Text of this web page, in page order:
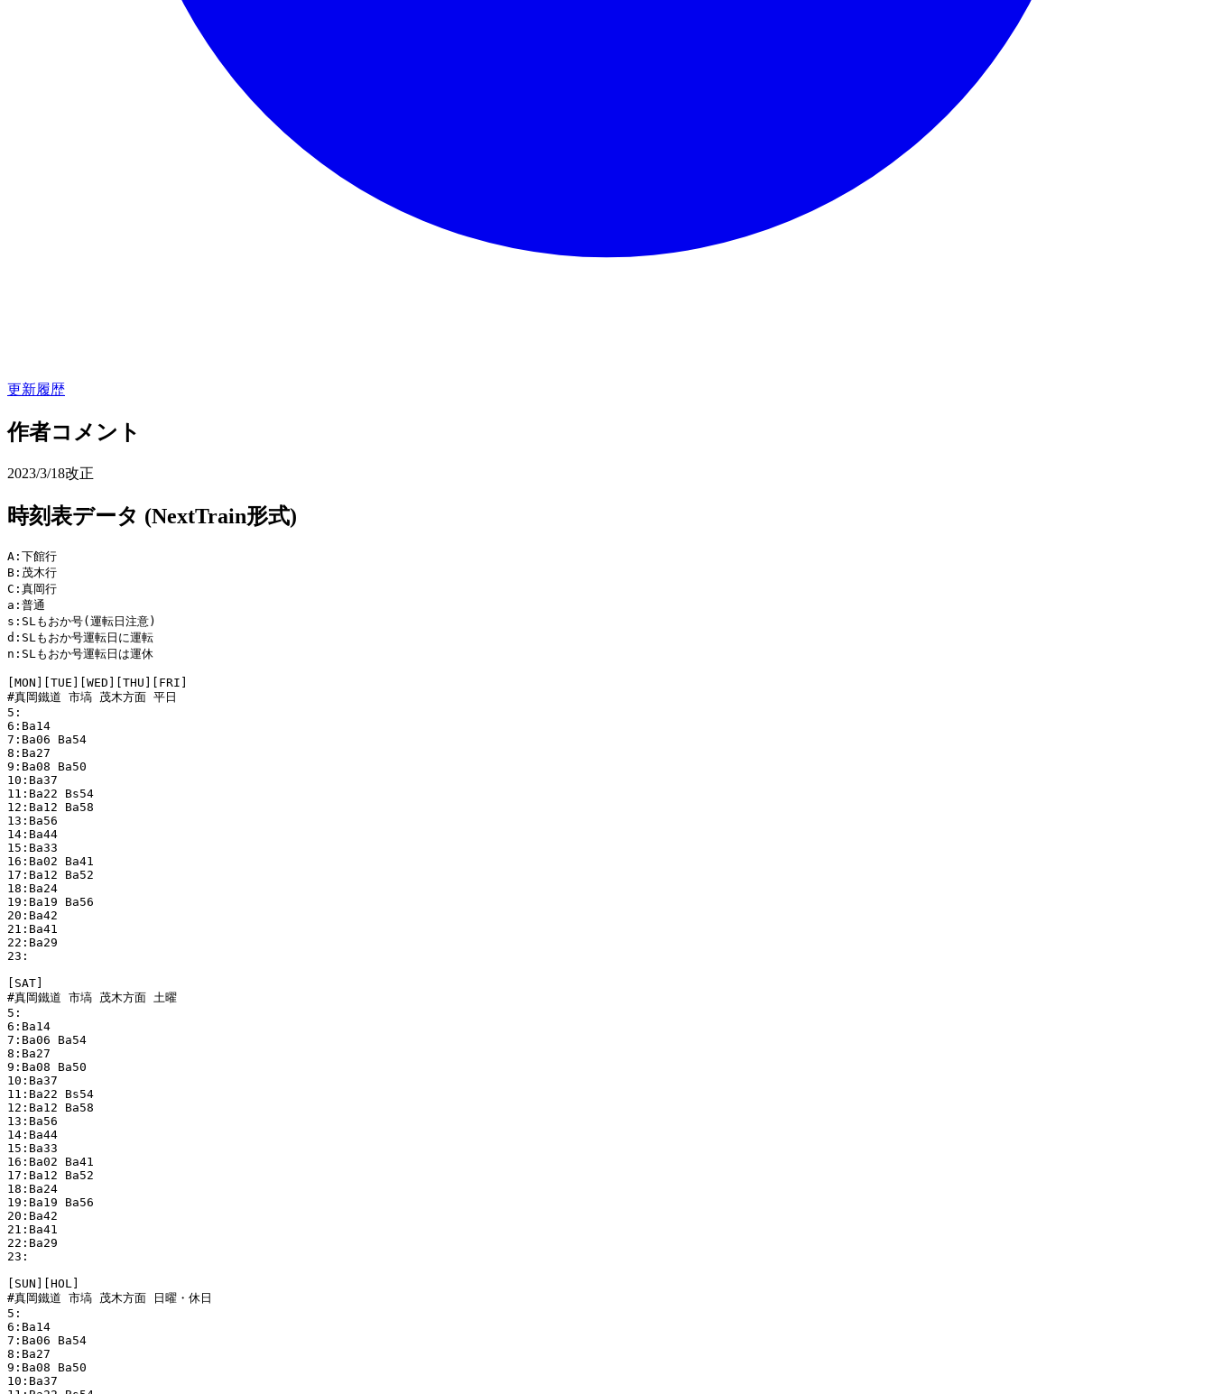
更新履歴
作者コメント
2023/3/18改正
時刻表データ (NextTrain形式)
A:下館行
B:茂木行
C:真岡行
a:普通
s:SLもおか号(運転日注意)
d:SLもおか号運転日に運転
n:SLもおか号運転日は運休
[MON][TUE][WED][THU][FRI]
#真岡鐵道 市塙 茂木方面 平日
5:
6:Ba14
7:Ba06 Ba54
8:Ba27
9:Ba08 Ba50
10:Ba37
11:Ba22 Bs54
12:Ba12 Ba58
13:Ba56
14:Ba44
15:Ba33
16:Ba02 Ba41
17:Ba12 Ba52
18:Ba24
19:Ba19 Ba56
20:Ba42
21:Ba41
22:Ba29
23:
[SAT]
#真岡鐵道 市塙 茂木方面 土曜
5:
6:Ba14
7:Ba06 Ba54
8:Ba27
9:Ba08 Ba50
10:Ba37
11:Ba22 Bs54
12:Ba12 Ba58
13:Ba56
14:Ba44
15:Ba33
16:Ba02 Ba41
17:Ba12 Ba52
18:Ba24
19:Ba19 Ba56
20:Ba42
21:Ba41
22:Ba29
23:
[SUN][HOL]
#真岡鐵道 市塙 茂木方面 日曜・休日
5:
6:Ba14
7:Ba06 Ba54
8:Ba27
9:Ba08 Ba50
10:Ba37